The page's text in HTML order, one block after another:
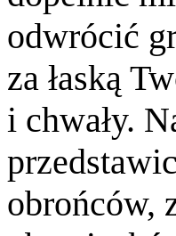
odwrócić
za łaską
i chwały.
obrońców,